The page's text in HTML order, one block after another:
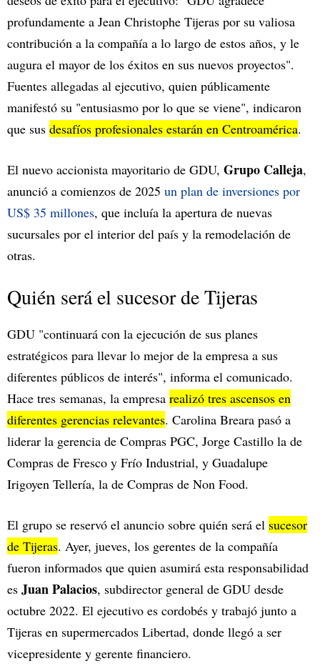
profundamente a Jean Christophe Tijeras por su valiosa
contribución a la compañía a lo largo de estos años, y le
augura el mayor de los éxitos en sus nuevos proyectos".
Fuentes allegadas al ejecutivo, quien públicamente
manifestó su "entusiasmo por lo que se viene", indicaron
que sus desafíos profesionales estarán en Centroamérica.
El nuevo accionista mayoritario de GDU, Grupo Calleja,
anunció a comienzos de 2025 un plan de inversiones por
US$ 35 millones, que incluía la apertura de nuevas
sucursales por el interior del país y la remodelación de
otras.
Quién será el sucesor de Tijeras
GDU "continuará con la ejecución de sus planes
estratégicos para llevar lo mejor de la empresa a sus
diferentes públicos de interés", informa el comunicado.
Hace tres semanas, la empresa realizó tres ascensos en
diferentes gerencias relevantes. Carolina Breara pasó a
liderar la gerencia de Compras PGC, Jorge Castillo la de
Compras de Fresco y Frío Industrial, y Guadalupe
Irigoyen Tellería, la de Compras de Non Food.
El grupo se reservó el anuncio sobre quién será el sucesor
de Tijeras. Ayer, jueves, los gerentes de la compañía
fueron informados que quien asumirá esta responsabilidad
es Juan Palacios, subdirector general de GDU desde
octubre 2022. El ejecutivo es cordobés y trabajó junto a
Tijeras en supermercados Libertad, donde llegó a ser
vicepresidente y gerente financiero.